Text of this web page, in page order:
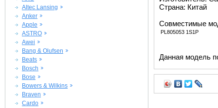
Altec Lansing
Anker
Apple
ASTRO
Awei
Bang & Olufsen
Beats
Bosch
Bose
Bowers & Wilkins
Braven
Cardo
Страна: Китай
Совместимые
PL805053 1S1P
Данная модель